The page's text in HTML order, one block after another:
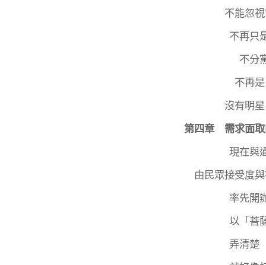
不能忽
不再只
不分
不再
沒有明
第四章 需求面取
現在與
由民眾接受度
率先開
以「菩
弄清楚